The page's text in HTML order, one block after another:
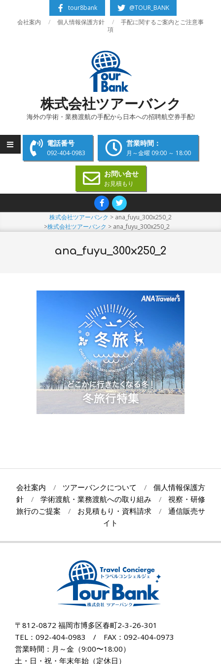
tour8bank
@TOUR_BANK
会社案内
個人情報保護方針
手配に関するご案内とご注意事
項
株式会社ツアーバンク
海外の学術・業務渡航の手配から日本への招聘航空券手配!
電話番号
092-404-0983
営業時間：
月～金曜 09:00 ～ 18:00
お問い合せ
お見積もり
Navigation
株式会社ツアーバンク > ana_fuyu_300x250_2
>株式会社ツアーバンク > ana_fuyu_300x250_2
ana_fuyu_300x250_2
01-
会社案内
ツアーバンクについて
個人情報保護方
針
学術渡航・業務渡航への取り組み
視察・研修
旅行のご提案
お見積もり・資料請求
通信販売サ
イト
〒812-0872 福岡市博多区春町2-3-26-301
TEL：092-404-0983 / FAX：092-404-0973
営業時間：月～金（9:00〜18:00）
土・日・祝・年末年始（定休日）